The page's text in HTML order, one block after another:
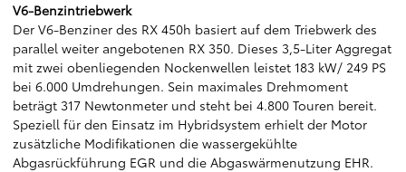
V6-Benzintriebwerk
Der V6-Benziner des RX 450h basiert auf dem Triebwerk des
parallel weiter angebotenen RX 350. Dieses 3,5-Liter Aggregat
mit zwei obenliegenden Nockenwellen leistet 183 kW/ 249 PS
bei 6.000 Umdrehungen. Sein maximales Drehmoment
beträgt 317 Newtonmeter und steht bei 4.800 Touren bereit.
Speziell für den Einsatz im Hybridsystem erhielt der Motor
zusätzliche Modifikationen die wassergekühlte
Abgasrückführung EGR und die Abgaswärmenutzung EHR.